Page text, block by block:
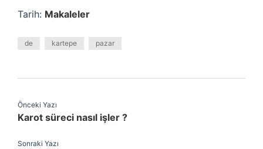
Tarih: Makaleler
de kartepe pazar
Önceki Yazı
Karot süreci nasıl işler ?
Sonraki Yazı